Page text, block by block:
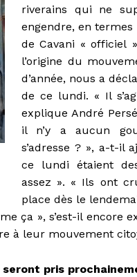
riverains qui ne
engendre, en
de Cavani « officiel
l’origine du
d’année, nous a
de ce lundi. « Il
explique André
il n’y a aucun
s’adresse ? », a-t-il
ce lundi étaient
assez ». « Ils ont
place dès le
ça », s’est-il encore
à leur mouvement
pris